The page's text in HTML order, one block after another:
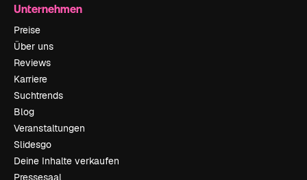
Unternehmen
Preise
Über uns
Reviews
Karriere
Suchtrends
Blog
Veranstaltungen
Slidesgo
Deine Inhalte verkaufen
Pressesaal